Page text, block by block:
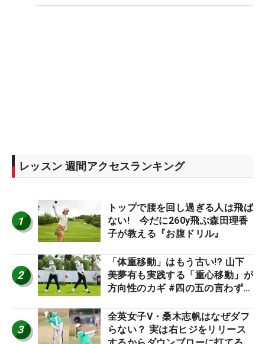
レッスン 週間アクセスランキング
1
トップで腰を回し過ぎる人は飛ば
ない! 今だに260y飛ぶ森田理香
子が教える『お腹ドリル』
2
「体重移動」はもう古い!? 山下
美夢有も実践する「重心移動」が
方向性のカギ #四の五の言わず振
3
全英女子V・桑木志帆はなぜダフ
らない？ 実は右ヒジをリリース